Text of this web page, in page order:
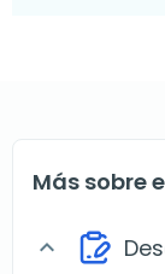
Más sobre
expand_more